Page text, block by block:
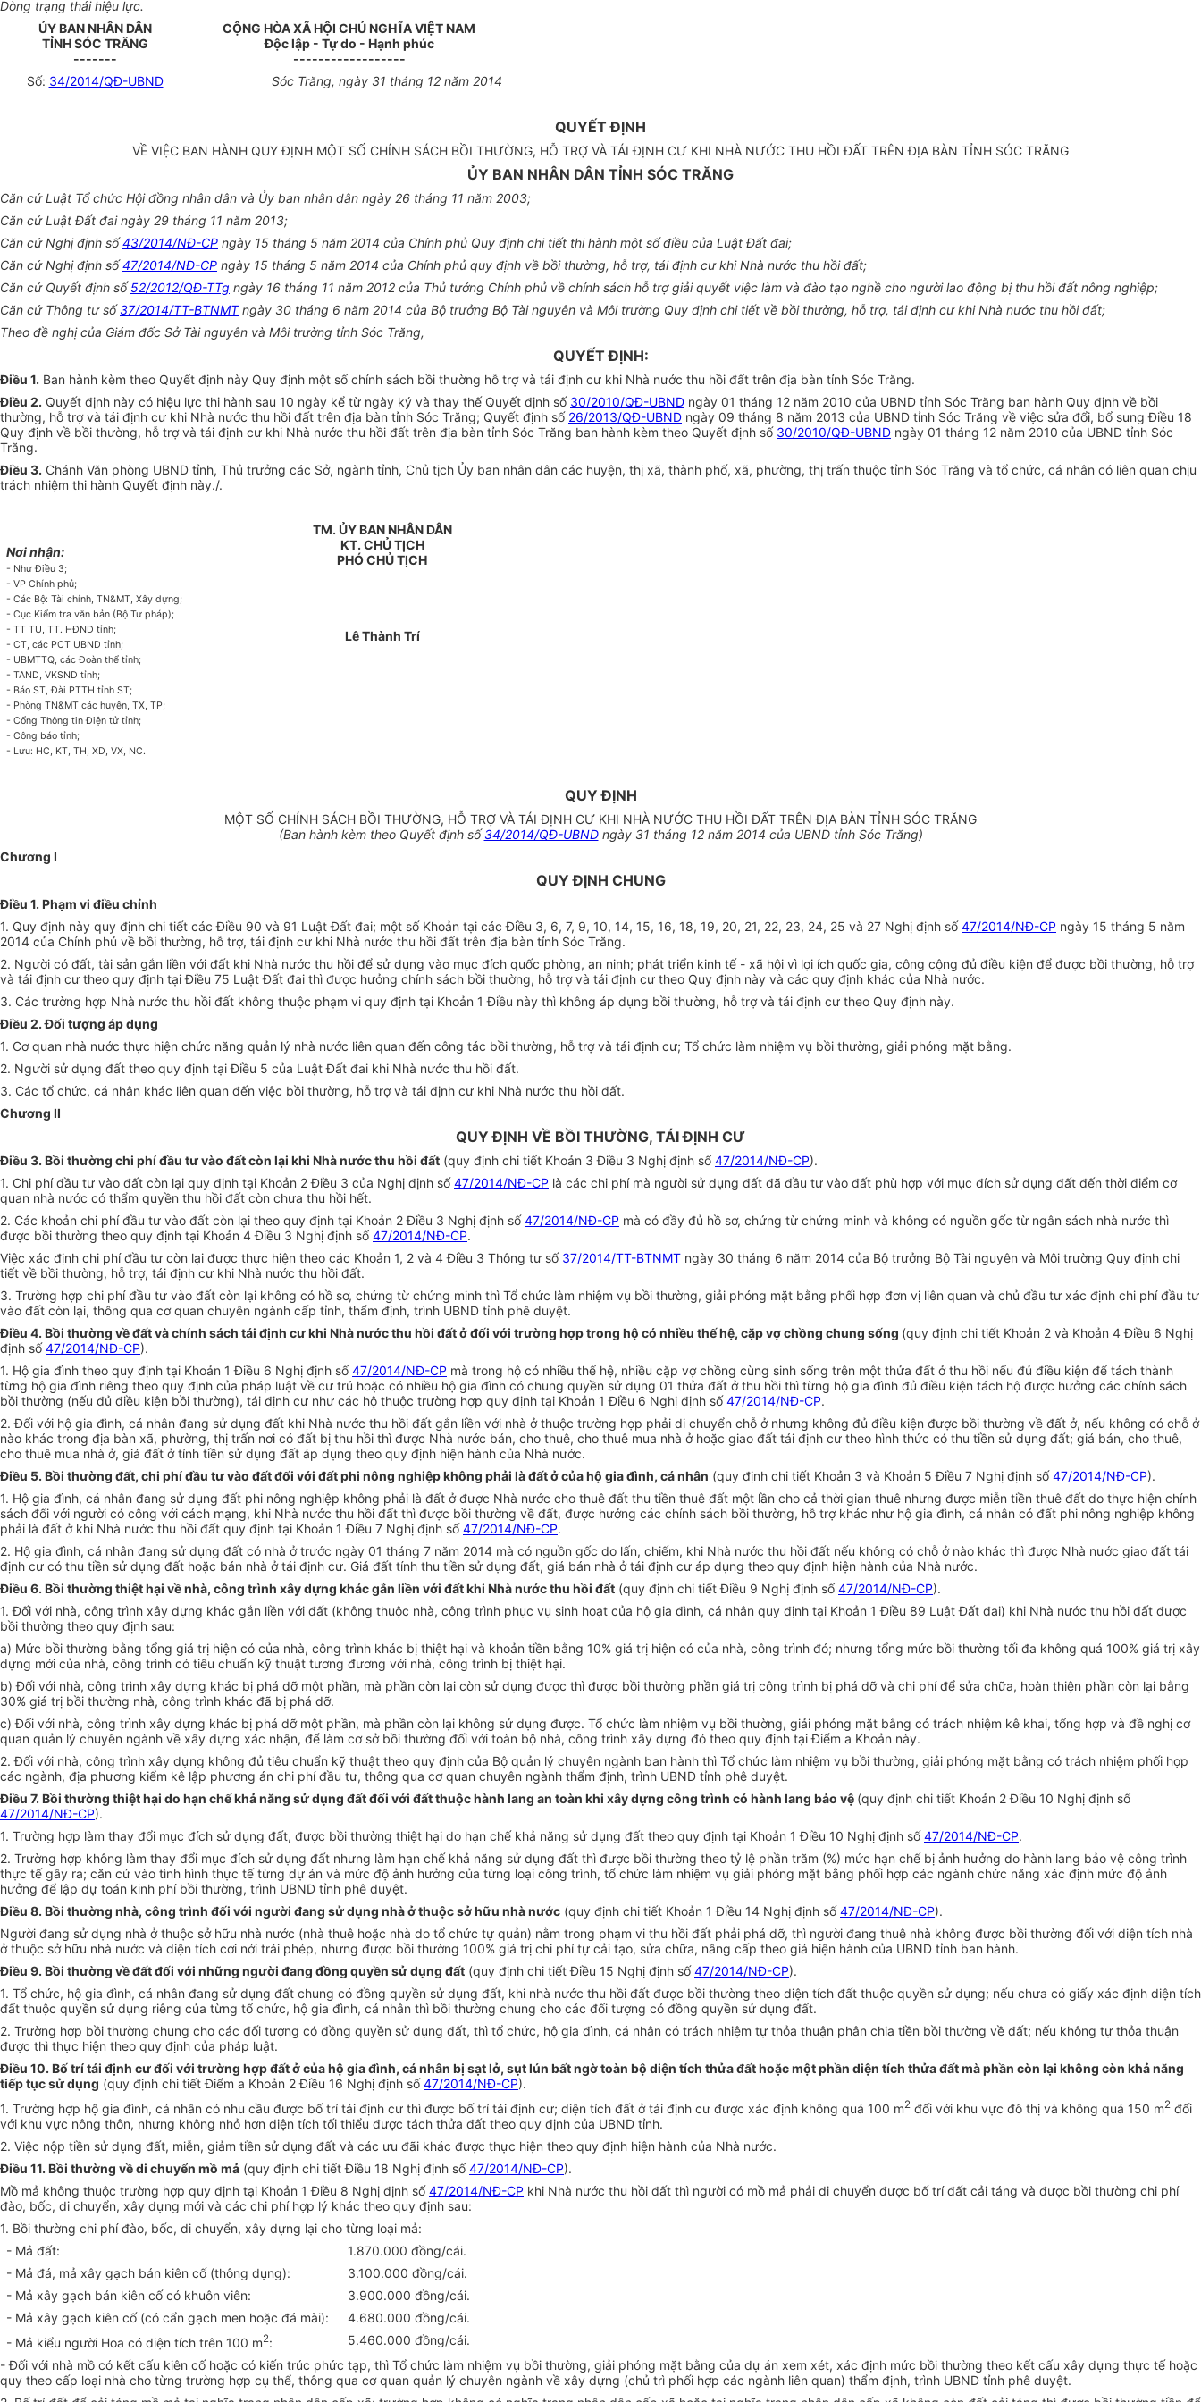
Dòng trạng thái hiệu lực.
ỦY BAN NHÂN DÂN
TỈNH SÓC TRĂNG
-------
CỘNG HÒA XÃ HỘI CHỦ NGHĨA VIỆT NAM
Độc lập - Tự do - Hạnh phúc
------------------
Số: 34/2014/QĐ-UBND Sóc Trăng, ngày 31 tháng 12 năm 2014
QUYẾT ĐỊNH
VỀ VIỆC BAN HÀNH QUY ĐỊNH MỘT SỐ CHÍNH SÁCH BỒI THƯỜNG, HỖ TRỢ VÀ TÁI ĐỊNH CƯ KHI NHÀ NƯỚC THU HỒI ĐẤT TRÊN ĐỊA BÀN TỈNH SÓC TRĂNG
ỦY BAN NHÂN DÂN TỈNH SÓC TRĂNG
Căn cứ Luật Tổ chức Hội đồng nhân dân và Ủy ban nhân dân ngày 26 tháng 11 năm 2003;
Căn cứ Luật Đất đai ngày 29 tháng 11 năm 2013;
Căn cứ Nghị định số43/2014/NĐ-CP ngày 15 tháng 5 năm 2014 của Chính phủ Quy định chi tiết thi hành một số điều của Luật Đất đai;
Căn cứ Nghị định số47/2014/NĐ-CP ngày 15 tháng 5 năm 2014 của Chính phủ quy định về bồi thường, hỗ trợ, tái định cư khi Nhà nước thu hồi đất;
Căn cứ Quyết định số52/2012/QĐ-TTg ngày 16 tháng 11 năm 2012 của Thủ tướng Chính phủ về chính sách hỗ trợ giải quyết việc làm và đào tạo nghề cho người lao động bị thu hồi đất nông nghiệp;
Căn cứ Thông tư số37/2014/TT-BTNMTngày 30 tháng 6 năm 2014 của Bộ trưởng Bộ Tài nguyên và Môi trường Quy định chi tiết về bồi thường, hỗ trợ, tái định cư khi Nhà nước thu hồi đất;
Theo đề nghị của Giám đốc Sở Tài nguyên và Môi trường tỉnh Sóc Trăng,
QUYẾT ĐỊNH:
Điều 1. Ban hành kèm theo Quyết định này Quy định một số chính sách bồi thường hỗ trợ và tái định cư khi Nhà nước thu hồi đất trên địa bàn tỉnh Sóc Trăng.
Điều 2. Quyết định này có hiệu lực thi hành sau 10 ngày kể từ ngày ký và thay thế Quyết định số 30/2010/QĐ-UBND ngày 01 tháng 12 năm 2010 của UBND tỉnh Sóc Trăng ban hành Quy định về bồi
thường, hỗ trợ và tái định cư khi Nhà nước thu hồi đất trên địa bàn tỉnh Sóc Trăng; Quyết định số 26/2013/QĐ-UBND ngày 09 tháng 8 năm 2013 của UBND tỉnh Sóc Trăng về việc sửa đổi, bổ sung Điều 18
Quy định về bồi thường, hỗ trợ và tái định cư khi Nhà nước thu hồi đất trên địa bàn tỉnh Sóc Trăng ban hành kèm theo Quyết định số 30/2010/QĐ-UBND ngày 01 tháng 12 năm 2010 của UBND tỉnh Sóc
Trăng.
Điều 3. Chánh Văn phòng UBND tỉnh, Thủ trưởng các Sở, ngành tỉnh, Chủ tịch Ủy ban nhân dân các huyện, thị xã, thành phố, xã, phường, thị trấn thuộc tỉnh Sóc Trăng và tổ chức, cá nhân có liên quan chịu
trách nhiệm thi hành Quyết định này./.
Nơi nhận:
- Như Điều 3;
- VP Chính phủ;
- Các Bộ: Tài chính, TN&MT, Xây dựng;
- Cục Kiểm tra văn bản (Bộ Tư pháp);
- TT TU, TT. HĐND tỉnh;
- CT, các PCT UBND tỉnh;
- UBMTTQ, các Đoàn thể tỉnh;
- TAND, VKSND tỉnh;
- Báo ST, Đài PTTH tỉnh ST;
- Phòng TN&MT các huyện, TX, TP;
- Cổng Thông tin Điện tử tỉnh;
- Công báo tỉnh;
- Lưu: HC, KT, TH, XD, VX, NC.
TM. ỦY BAN NHÂN DÂN
KT. CHỦ TỊCH
PHÓ CHỦ TỊCH
Lê Thành Trí
QUY ĐỊNH
MỘT SỐ CHÍNH SÁCH BỒI THƯỜNG, HỖ TRỢ VÀ TÁI ĐỊNH CƯ KHI NHÀ NƯỚC THU HỒI ĐẤT TRÊN ĐỊA BÀN TỈNH SÓC TRĂNG
(Ban hành kèm theo Quyết định số34/2014/QĐ-UBNDngày 31 tháng 12 năm 2014 của UBND tỉnh Sóc Trăng)
Chương I
QUY ĐỊNH CHUNG
Điều 1. Phạm vi điều chỉnh
1. Quy định này quy định chi tiết các Điều 90 và 91 Luật Đất đai; một số Khoản tại các Điều 3, 6, 7, 9, 10, 14, 15, 16, 18, 19, 20, 21, 22, 23, 24, 25 và 27 Nghị định số47/2014/NĐ-CP ngày 15 tháng 5 năm
2014 của Chính phủ về bồi thường, hỗ trợ, tái định cư khi Nhà nước thu hồi đất trên địa bàn tỉnh Sóc Trăng.
2. Người có đất, tài sản gắn liền với đất khi Nhà nước thu hồi để sử dụng vào mục đích quốc phòng, an ninh; phát triển kinh tế - xã hội vì lợi ích quốc gia, công cộng đủ điều kiện để được bồi thường, hỗ trợ
và tái định cư theo quy định tại Điều 75 Luật Đất đai thì được hưởng chính sách bồi thường, hỗ trợ và tái định cư theo Quy định này và các quy định khác của Nhà nước.
3. Các trường hợp Nhà nước thu hồi đất không thuộc phạm vi quy định tại Khoản 1 Điều này thì không áp dụng bồi thường, hỗ trợ và tái định cư theo Quy định này.
Điều 2. Đối tượng áp dụng
1. Cơ quan nhà nước thực hiện chức năng quản lý nhà nước liên quan đến công tác bồi thường, hỗ trợ và tái định cư; Tổ chức làm nhiệm vụ bồi thường, giải phóng mặt bằng.
2. Người sử dụng đất theo quy định tại Điều 5 của Luật Đất đai khi Nhà nước thu hồi đất.
3. Các tổ chức, cá nhân khác liên quan đến việc bồi thường, hỗ trợ và tái định cư khi Nhà nước thu hồi đất.
Chương II
QUY ĐỊNH VỀ BỒI THƯỜNG, TÁI ĐỊNH CƯ
Điều 3. Bồi thường chi phí đầu tư vào đất còn lại khi Nhà nước thu hồi đất (quy định chi tiết Khoản 3 Điều 3 Nghị định số47/2014/NĐ-CP).
1. Chi phí đầu tư vào đất còn lại quy định tại Khoản 2 Điều 3 của Nghị định số47/2014/NĐ-CP là các chi phí mà người sử dụng đất đã đầu tư vào đất phù hợp với mục đích sử dụng đất đến thời điểm cơ
quan nhà nước có thẩm quyền thu hồi đất còn chưa thu hồi hết.
2. Các khoản chi phí đầu tư vào đất còn lại theo quy định tại Khoản 2 Điều 3 Nghị định số47/2014/NĐ-CP mà có đầy đủ hồ sơ, chứng từ chứng minh và không có nguồn gốc từ ngân sách nhà nước thì
được bồi thường theo quy định tại Khoản 4 Điều 3 Nghị định số47/2014/NĐ-CP.
Việc xác định chi phí đầu tư còn lại được thực hiện theo các Khoản 1, 2 và 4 Điều 3 Thông tư số 37/2014/TT-BTNMT ngày 30 tháng 6 năm 2014 của Bộ trưởng Bộ Tài nguyên và Môi trường Quy định chi
tiết về bồi thường, hỗ trợ, tái định cư khi Nhà nước thu hồi đất.
3. Trường hợp chi phí đầu tư vào đất còn lại không có hồ sơ, chứng từ chứng minh thì Tổ chức làm nhiệm vụ bồi thường, giải phóng mặt bằng phối hợp đơn vị liên quan và chủ đầu tư xác định chi phí đầu tư
vào đất còn lại, thông qua cơ quan chuyên ngành cấp tỉnh, thẩm định, trình UBND tỉnh phê duyệt.
Điều 4. Bồi thường về đất và chính sách tái định cư khi Nhà nước thu hồi đất ở đối với trường hợp trong hộ có nhiều thế hệ, cặp vợ chồng chung sống (quy định chi tiết Khoản 2 và Khoản 4 Điều 6 Nghị
định số47/2014/NĐ-CP).
1. Hộ gia đình theo quy định tại Khoản 1 Điều 6 Nghị định số47/2014/NĐ-CP mà trong hộ có nhiều thế hệ, nhiều cặp vợ chồng cùng sinh sống trên một thửa đất ở thu hồi nếu đủ điều kiện để tách thành
từng hộ gia đình riêng theo quy định của pháp luật về cư trú hoặc có nhiều hộ gia đình có chung quyền sử dụng 01 thửa đất ở thu hồi thì từng hộ gia đình đủ điều kiện tách hộ được hưởng các chính sách
bồi thường (nếu đủ điều kiện bồi thường), tái định cư như các hộ thuộc trường hợp quy định tại Khoản 1 Điều 6 Nghị định số47/2014/NĐ-CP.
2. Đối với hộ gia đình, cá nhân đang sử dụng đất khi Nhà nước thu hồi đất gắn liền với nhà ở thuộc trường hợp phải di chuyển chỗ ở nhưng không đủ điều kiện được bồi thường về đất ở, nếu không có chỗ ở
nào khác trong địa bàn xã, phường, thị trấn nơi có đất bị thu hồi thì được Nhà nước bán, cho thuê, cho thuê mua nhà ở hoặc giao đất tái định cư theo hình thức có thu tiền sử dụng đất; giá bán, cho thuê,
cho thuê mua nhà ở, giá đất ở tính tiền sử dụng đất áp dụng theo quy định hiện hành của Nhà nước.
Điều 5. Bồi thường đất, chi phí đầu tư vào đất đối với đất phi nông nghiệp không phải là đất ở của hộ gia đình, cá nhân (quy định chi tiết Khoản 3 và Khoản 5 Điều 7 Nghị định số47/2014/NĐ-CP).
1. Hộ gia đình, cá nhân đang sử dụng đất phi nông nghiệp không phải là đất ở được Nhà nước cho thuê đất thu tiền thuê đất một lần cho cả thời gian thuê nhưng được miễn tiền thuê đất do thực hiện chính
sách đối với người có công với cách mạng, khi Nhà nước thu hồi đất thì được bồi thường về đất, được hưởng các chính sách bồi thường, hỗ trợ khác như hộ gia đình, cá nhân có đất phi nông nghiệp không
phải là đất ở khi Nhà nước thu hồi đất quy định tại Khoản 1 Điều 7 Nghị định số47/2014/NĐ-CP.
2. Hộ gia đình, cá nhân đang sử dụng đất có nhà ở trước ngày 01 tháng 7 năm 2014 mà có nguồn gốc do lấn, chiếm, khi Nhà nước thu hồi đất nếu không có chỗ ở nào khác thì được Nhà nước giao đất tái
định cư có thu tiền sử dụng đất hoặc bán nhà ở tái định cư. Giá đất tính thu tiền sử dụng đất, giá bán nhà ở tái định cư áp dụng theo quy định hiện hành của Nhà nước.
Điều 6. Bồi thường thiệt hại về nhà, công trình xây dựng khác gắn liền với đất khi Nhà nước thu hồi đất (quy định chi tiết Điều 9 Nghị định số47/2014/NĐ-CP).
1. Đối với nhà, công trình xây dựng khác gắn liền với đất (không thuộc nhà, công trình phục vụ sinh hoạt của hộ gia đình, cá nhân quy định tại Khoản 1 Điều 89 Luật Đất đai) khi Nhà nước thu hồi đất được
bồi thường theo quy định sau:
a) Mức bồi thường bằng tổng giá trị hiện có của nhà, công trình khác bị thiệt hại và khoản tiền bằng 10% giá trị hiện có của nhà, công trình đó; nhưng tổng mức bồi thường tối đa không quá 100% giá trị xây
dựng mới của nhà, công trình có tiêu chuẩn kỹ thuật tương đương với nhà, công trình bị thiệt hại.
b) Đối với nhà, công trình xây dựng khác bị phá dỡ một phần, mà phần còn lại còn sử dụng được thì được bồi thường phần giá trị công trình bị phá dỡ và chi phí để sửa chữa, hoàn thiện phần còn lại bằng
30% giá trị bồi thường nhà, công trình khác đã bị phá dỡ.
c) Đối với nhà, công trình xây dựng khác bị phá dỡ một phần, mà phần còn lại không sử dụng được. Tổ chức làm nhiệm vụ bồi thường, giải phóng mặt bằng có trách nhiệm kê khai, tổng hợp và đề nghị cơ
quan quản lý chuyên ngành về xây dựng xác nhận, để làm cơ sở bồi thường đối với toàn bộ nhà, công trình xây dựng đó theo quy định tại Điểm a Khoản này.
2. Đối với nhà, công trình xây dựng không đủ tiêu chuẩn kỹ thuật theo quy định của Bộ quản lý chuyên ngành ban hành thì Tổ chức làm nhiệm vụ bồi thường, giải phóng mặt bằng có trách nhiệm phối hợp
các ngành, địa phương kiểm kê lập phương án chi phí đầu tư, thông qua cơ quan chuyên ngành thẩm định, trình UBND tỉnh phê duyệt.
Điều 7. Bồi thường thiệt hại do hạn chế khả năng sử dụng đất đối với đất thuộc hành lang an toàn khi xây dựng công trình có hành lang bảo vệ (quy định chi tiết Khoản 2 Điều 10 Nghị định số
47/2014/NĐ-CP).
1. Trường hợp làm thay đổi mục đích sử dụng đất, được bồi thường thiệt hại do hạn chế khả năng sử dụng đất theo quy định tại Khoản 1 Điều 10 Nghị định số47/2014/NĐ-CP.
2. Trường hợp không làm thay đổi mục đích sử dụng đất nhưng làm hạn chế khả năng sử dụng đất thì được bồi thường theo tỷ lệ phần trăm (%) mức hạn chế bị ảnh hưởng do hành lang bảo vệ công trình
thực tế gây ra; căn cứ vào tình hình thực tế từng dự án và mức độ ảnh hưởng của từng loại công trình, tổ chức làm nhiệm vụ giải phóng mặt bằng phối hợp các ngành chức năng xác định mức độ ảnh
hưởng để lập dự toán kinh phí bồi thường, trình UBND tỉnh phê duyệt.
Điều 8. Bồi thường nhà, công trình đối với người đang sử dụng nhà ở thuộc sở hữu nhà nước (quy định chi tiết Khoản 1 Điều 14 Nghị định số47/2014/NĐ-CP).
Người đang sử dụng nhà ở thuộc sở hữu nhà nước (nhà thuê hoặc nhà do tổ chức tự quản) nằm trong phạm vi thu hồi đất phải phá dỡ, thì người đang thuê nhà không được bồi thường đối với diện tích nhà
ở thuộc sở hữu nhà nước và diện tích cơi nới trái phép, nhưng được bồi thường 100% giá trị chi phí tự cải tạo, sửa chữa, nâng cấp theo giá hiện hành của UBND tỉnh ban hành.
Điều 9. Bồi thường về đất đối với những người đang đồng quyền sử dụng đất (quy định chi tiết Điều 15 Nghị định số47/2014/NĐ-CP).
1. Tổ chức, hộ gia đình, cá nhân đang sử dụng đất chung có đồng quyền sử dụng đất, khi nhà nước thu hồi đất được bồi thường theo diện tích đất thuộc quyền sử dụng; nếu chưa có giấy xác định diện tích
đất thuộc quyền sử dụng riêng của từng tổ chức, hộ gia đình, cá nhân thì bồi thường chung cho các đối tượng có đồng quyền sử dụng đất.
2. Trường hợp bồi thường chung cho các đối tượng có đồng quyền sử dụng đất, thì tổ chức, hộ gia đình, cá nhân có trách nhiệm tự thỏa thuận phân chia tiền bồi thường về đất; nếu không tự thỏa thuận
được thì thực hiện theo quy định của pháp luật.
Điều 10. Bố trí tái định cư đối với trường hợp đất ở của hộ gia đình, cá nhân bị sạt lở, sụt lún bất ngờ toàn bộ diện tích thửa đất hoặc một phần diện tích thửa đất mà phần còn lại không còn khả năng
tiếp tục sử dụng (quy định chi tiết Điểm a Khoản 2 Điều 16 Nghị định số47/2014/NĐ-CP).
1. Trường hợp hộ gia đình, cá nhân có nhu cầu được bố trí tái định cư thì được bố trí tái định cư; diện tích đất ở tái định cư được xác định không quá 100 m2 đối với khu vực đô thị và không quá 150 m2 đối
với khu vực nông thôn, nhưng không nhỏ hơn diện tích tối thiểu được tách thửa đất theo quy định của UBND tỉnh.
2. Việc nộp tiền sử dụng đất, miễn, giảm tiền sử dụng đất và các ưu đãi khác được thực hiện theo quy định hiện hành của Nhà nước.
Điều 11. Bồi thường về di chuyển mồ mả (quy định chi tiết Điều 18 Nghị định số47/2014/NĐ-CP).
Mồ mả không thuộc trường hợp quy định tại Khoản 1 Điều 8 Nghị định số47/2014/NĐ-CP khi Nhà nước thu hồi đất thì người có mồ mả phải di chuyển được bố trí đất cải táng và được bồi thường chi phí
đào, bốc, di chuyển, xây dựng mới và các chi phí hợp lý khác theo quy định sau:
1. Bồi thường chi phí đào, bốc, di chuyển, xây dựng lại cho từng loại mả:
- Mả đất:
1.870.000 đồng/cái.
- Mả đá, mả xây gạch bán kiên cố (thông dụng):
3.100.000 đồng/cái.
- Mả xây gạch bán kiên cố có khuôn viên:
3.900.000 đồng/cái.
- Mả xây gạch kiên cố (có cẩn gạch men hoặc đá mài):
4.680.000 đồng/cái.
- Mả kiểu người Hoa có diện tích trên 100 m2:
5.460.000 đồng/cái.
- Đối với nhà mồ có kết cấu kiên cố hoặc có kiến trúc phức tạp, thì Tổ chức làm nhiệm vụ bồi thường, giải phóng mặt bằng của dự án xem xét, xác định mức bồi thường theo kết cấu xây dựng thực tế hoặc
quy theo cấp loại nhà cho từng trường hợp cụ thể, thông qua cơ quan quản lý chuyên ngành về xây dựng (chủ trì phối hợp các ngành liên quan) thẩm định, trình UBND tỉnh phê duyệt.